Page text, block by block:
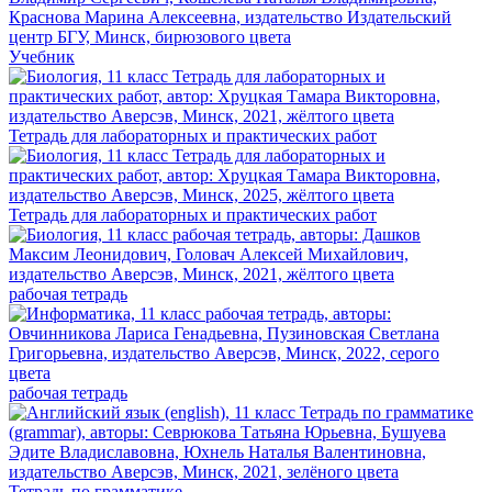
Учебник
Тетрадь для лабораторных и практических работ
Тетрадь для лабораторных и практических работ
рабочая тетрадь
рабочая тетрадь